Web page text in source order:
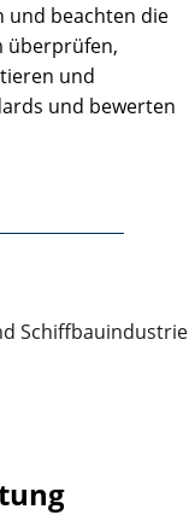
und beachten die
überprüfen,
und
und bewerten
Schiffbauindust­rie